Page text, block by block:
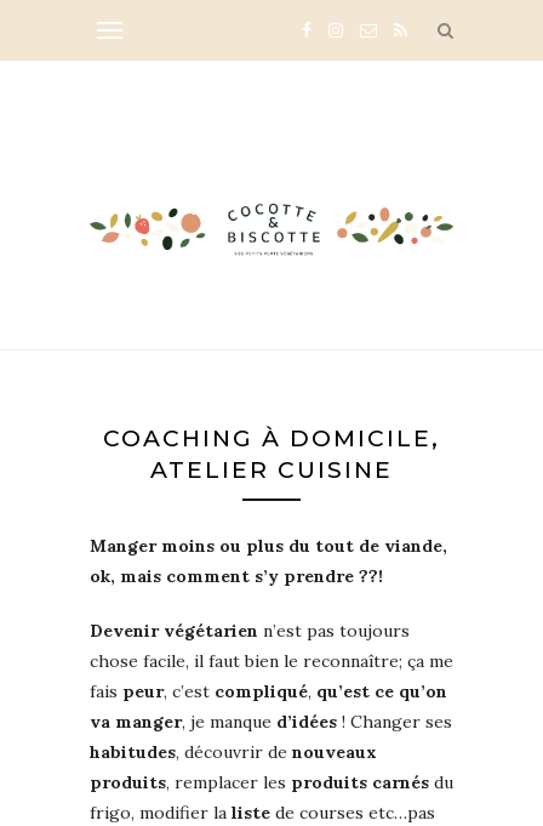
COACHING À DOMICILE,
ATELIER CUISINE
Manger moins ou plus du tout de viande,
ok, mais comment s’y prendre ??!
Devenir végétarien n’est pas toujours
chose facile, il faut bien le reconnaître; ça me
fais peur, c’est compliqué, qu’est ce qu’on
va manger, je manque d’idées ! Changer ses
habitudes, découvrir de nouveaux
produits, remplacer les produits carnés du
frigo, modifier la liste de courses etc…pas